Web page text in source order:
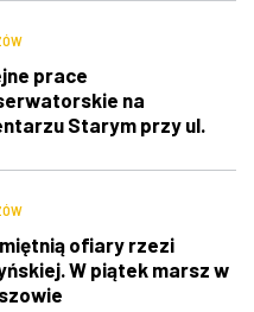
prace
na
Starym przy ul.
ofiary rzezi
W piątek marsz w